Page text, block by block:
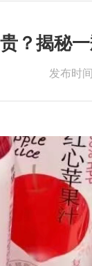
？揭秘
发布时